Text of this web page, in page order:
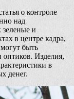
о контроле
над
и
в центре кадра,
быть
Изделия,
в
денег.